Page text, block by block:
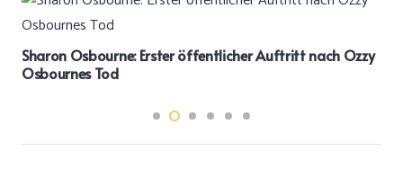
Sharon Osbourne: Erster öffentlicher Auftritt nach Ozzy
Osbournes Tod